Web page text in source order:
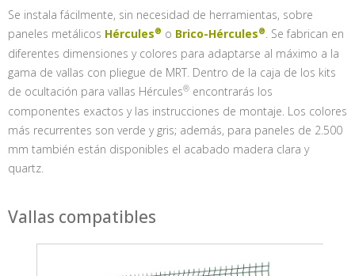
Se instala fácilmente, sin necesidad de herramientas, sobre
paneles metálicos Hércules o Brico-Hércules . Se fabrican en
diferentes dimensiones y colores para adaptarse al máximo a la
gama de vallas con pliegue de MRT. Dentro de la caja de los kits
de ocultación para vallas Hércules
encontrarás los
componentes exactos y las instrucciones de montaje. Los colores
más recurrentes son verde y gris; además, para paneles de 2.500
mm también están disponibles el acabado madera clara y
quartz.
Vallas compatibles